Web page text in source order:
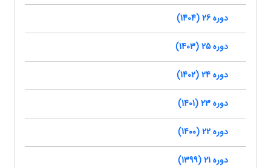
دوره 26 (1404)
دوره 25 (1403)
دوره 24 (1402)
دوره 23 (1401)
دوره 22 (1400)
دوره 21 (1399)